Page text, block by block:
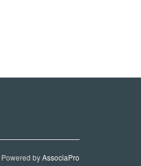
byAssociaPro